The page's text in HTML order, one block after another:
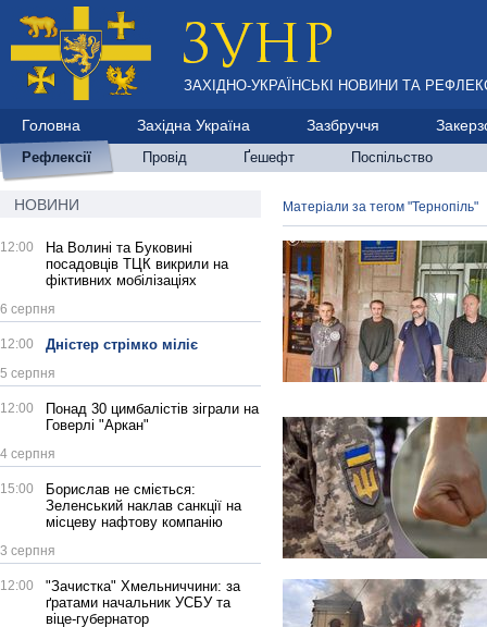
ЗАХІДНО-УКРАЇНСЬКІ НОВИНИ ТА
Головна Західна Україна Зазбруччя
Рефлексії Провід Ґешефт Поспільство
НОВИНИ
12:00
На Волині та Буковині
посадовців ТЦК викрили на
фіктивних мобілізаціях
6 серпня
12:00 Дністер стрімко міліє
5 серпня
12:00
Понад 30 цимбалістів зіграли на
Говерлі "Аркан"
4 серпня
15:00
Борислав не сміється:
Зеленський наклав санкції на
місцеву нафтову компанію
3 серпня
12:00
"Зачистка" Хмельниччини: за
ґратами начальник УСБУ та
віце-губернатор
Матеріали за тегом "Тернопіль"